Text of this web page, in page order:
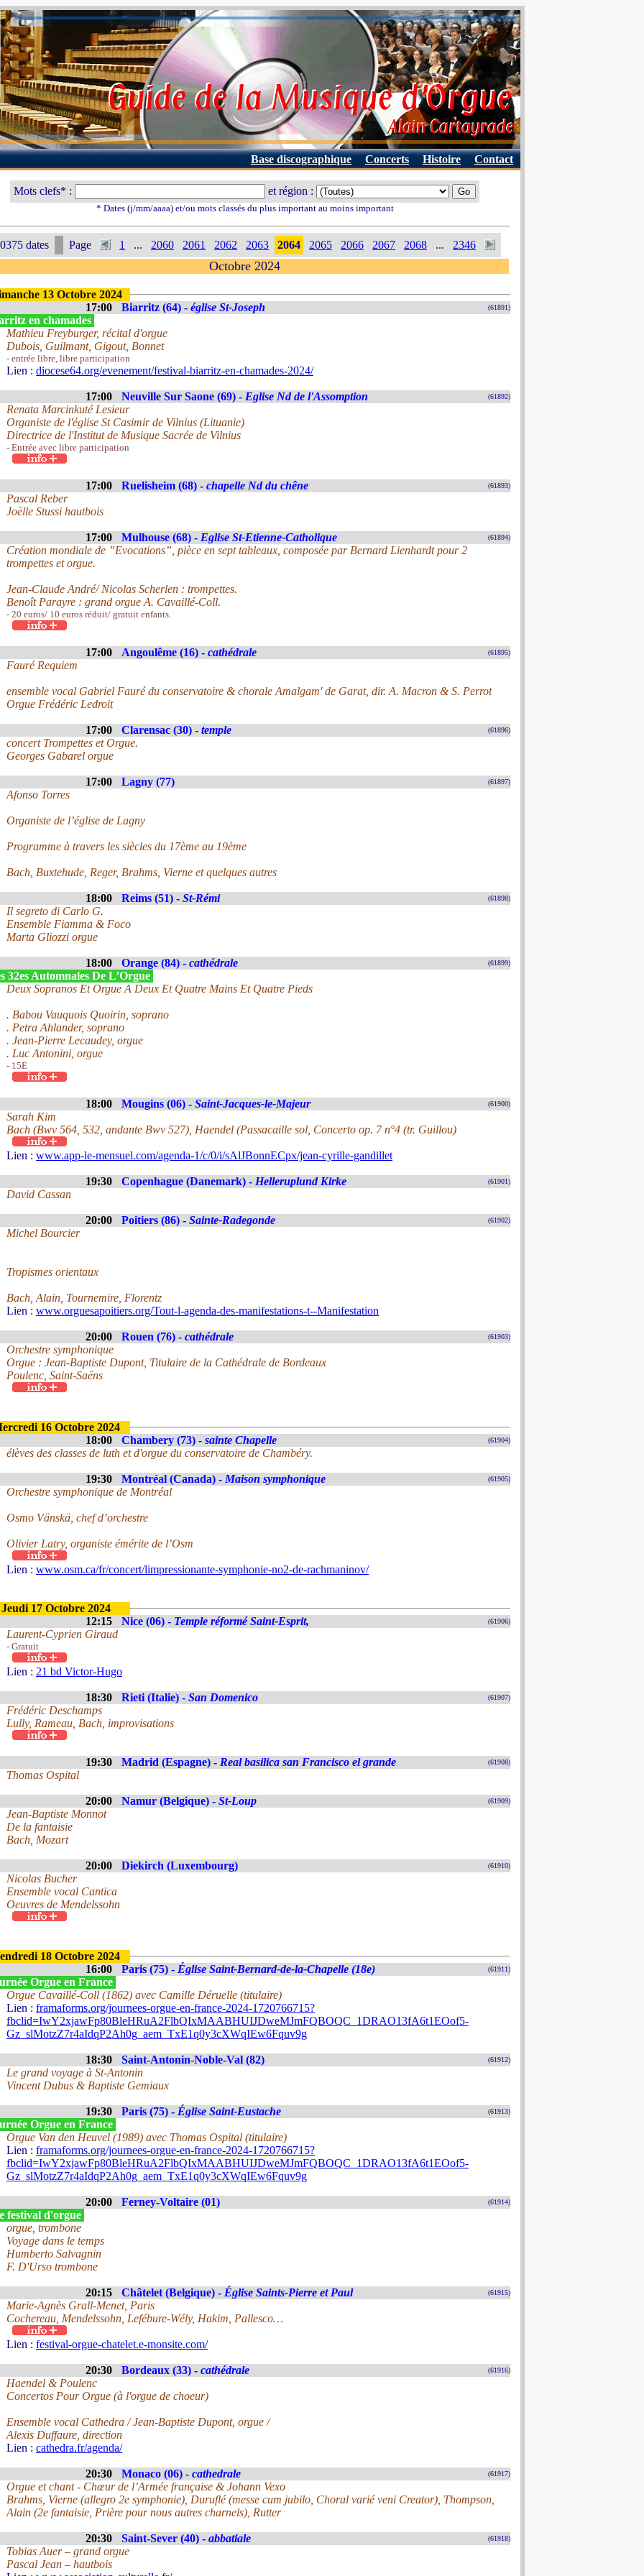
Base discographique Concerts Histoire Contact
Mots clefs* : et région :
* Dates (j/mm/aaaa) et/ou mots classés du plus important au moins important
dates Page 1 ... 2060 2061 2062 2063 2064 2065 2066 2067 2068 ... 2346
Octobre 2024
13 Octobre 2024
17:00
Biarritz (64) - église St-Joseph (61891)
en chamades
Mathieu Freyburger, récital d'orgue
Dubois, Guilmant, Gigout, Bonnet
- entrée libre, libre participation
Lien : diocese64.org/evenement/festival-biarritz-en-chamades-2024/
17:00 Neuville Sur Saone (69) - Eglise Nd de l'Assomption (61892)
Renata Marcinkuté Lesieur
Organiste de l'église St Casimir de Vilnius (Lituanie)
Directrice de l'Institut de Musique Sacrée de Vilnius
- Entrée avec libre participation
17:00 Ruelisheim (68) - chapelle Nd du chêne (61893)
Pascal Reber
Joëlle Stussi hautbois
17:00 Mulhouse (68) - Eglise St-Etienne-Catholique (61894)
Création mondiale de ”Evocations”, pièce en sept tableaux, composée par Bernard Lienhardt pour 2
trompettes et orgue.
Jean-Claude André/ Nicolas Scherlen : trompettes.
Benoît Parayre : grand orgue A. Cavaillé-Coll.
- 20 euros/ 10 euros réduit/ gratuit enfants.
17:00 Angoulême (16) - cathédrale (61895)
Fauré Requiem
ensemble vocal Gabriel Fauré du conservatoire & chorale Amalgam' de Garat, dir. A. Macron & S. Perrot
Orgue Frédéric Ledroit
17:00 Clarensac (30) - temple (61896)
concert Trompettes et Orgue.
Georges Gabarel orgue
17:00 Lagny (77) (61897)
Afonso Torres
Organiste de l’église de Lagny
Programme à travers les siècles du 17ème au 19ème
Bach, Buxtehude, Reger, Brahms, Vierne et quelques autres
18:00 Reims (51) - St-Rémi (61898)
Il segreto di Carlo G.
Ensemble Fiamma & Foco
Marta Gliozzi orgue
18:00 Orange (84) - cathédrale (61899)
32es Automnales De L’Orgue
Deux Sopranos Et Orgue A Deux Et Quatre Mains Et Quatre Pieds
. Babou Vauquois Quoirin, soprano
. Petra Ahlander, soprano
. Jean-Pierre Lecaudey, orgue
. Luc Antonini, orgue
- 15E
18:00 Mougins (06) - Saint-Jacques-le-Majeur (61900)
Sarah Kim
Bach (Bwv 564, 532, andante Bwv 527), Haendel (Passacaille sol, Concerto op. 7 n°4 (tr. Guillou)
Lien : www.app-le-mensuel.com/agenda-1/c/0/i/sAlJBonnECpx/jean-cyrille-gandillet
19:30 Copenhague (Danemark) - Helleruplund Kirke (61901)
David Cassan
20:00 Poitiers (86) - Sainte-Radegonde (61902)
Michel Bourcier
Tropismes orientaux
Bach, Alain, Tournemire, Florentz
Lien : www.orguesapoitiers.org/Tout-l-agenda-des-manifestations-t--Manifestation
20:00 Rouen (76) - cathédrale (61903)
Orchestre symphonique
Orgue : Jean-Baptiste Dupont, Titulaire de la Cathédrale de Bordeaux
Poulenc, Saint-Saëns
16 Octobre 2024
18:00
Chambery (73) - sainte Chapelle (61904)
élèves des classes de luth et d'orgue du conservatoire de Chambéry.
19:30 Montréal (Canada) - Maison symphonique (61905)
Orchestre symphonique de Montréal
Osmo Vänskä, chef d’orchestre
Olivier Latry, organiste émérite de l’Osm
Lien : www.osm.ca/fr/concert/limpressionante-symphonie-no2-de-rachmaninov/
Jeudi 17 Octobre 2024
12:15
Nice (06) - Temple réformé Saint-Esprit, (61906)
Laurent-Cyprien Giraud
- Gratuit
Lien : 21 bd Victor-Hugo
18:30 Rieti (Italie) - San Domenico (61907)
Frédéric Deschamps
Lully, Rameau, Bach, improvisations
19:30 Madrid (Espagne) - Real basilica san Francisco el grande (61908)
Thomas Ospital
20:00 Namur (Belgique) - St-Loup (61909)
Jean-Baptiste Monnot
De la fantaisie
Bach, Mozart
20:00 Diekirch (Luxembourg) (61910)
Nicolas Bucher
Ensemble vocal Cantica
Oeuvres de Mendelssohn
18 Octobre 2024
16:00
Paris (75) - Église Saint-Bernard-de-la-Chapelle (18e) (61911)
Orgue en France
Orgue Cavaillé-Coll (1862) avec Camille Déruelle (titulaire)
Lien : framaforms.org/journees-orgue-en-france-2024-1720766715?
fbclid=IwY2xjawFp80BleHRuA2FlbQIxMAABHUIJDweMJmFQBOQC_1DRAO13fA6t1EOof5-
Gz_slMotzZ7r4aIdqP2Ah0g_aem_TxE1q0y3cXWqIEw6Fquv9g
18:30 Saint-Antonin-Noble-Val (82) (61912)
Le grand voyage à St-Antonin
Vincent Dubus & Baptiste Gemiaux
19:30 Paris (75) - Église Saint-Eustache (61913)
Orgue en France
Orgue Van den Heuvel (1989) avec Thomas Ospital (titulaire)
Lien : framaforms.org/journees-orgue-en-france-2024-1720766715?
fbclid=IwY2xjawFp80BleHRuA2FlbQIxMAABHUIJDweMJmFQBOQC_1DRAO13fA6t1EOof5-
Gz_slMotzZ7r4aIdqP2Ah0g_aem_TxE1q0y3cXWqIEw6Fquv9g
20:00 Ferney-Voltaire (01) (61914)
festival d'orgue
orgue, trombone
Voyage dans le temps
Humberto Salvagnin
F. D'Urso trombone
20:15 Châtelet (Belgique) - Église Saints-Pierre et Paul (61915)
Marie-Agnès Grall-Menet, Paris
Cochereau, Mendelssohn, Lefébure-Wély, Hakim, Pallesco…
Lien : festival-orgue-chatelet.e-monsite.com/
20:30 Bordeaux (33) - cathédrale (61916)
Haendel & Poulenc
Concertos Pour Orgue (à l'orgue de choeur)
Ensemble vocal Cathedra / Jean-Baptiste Dupont, orgue /
Alexis Duffaure, direction
Lien : cathedra.fr/agenda/
20:30 Monaco (06) - cathedrale (61917)
Orgue et chant - Chœur de l’Armée française & Johann Vexo
Brahms, Vierne (allegro 2e symphonie), Duruflé (messe cum jubilo, Choral varié veni Creator), Thompson,
Alain (2e fantaisie, Prière pour nous autres charnels), Rutter
20:30 Saint-Sever (40) - abbatiale (61918)
Tobias Auer – grand orgue
Pascal Jean – hautbois